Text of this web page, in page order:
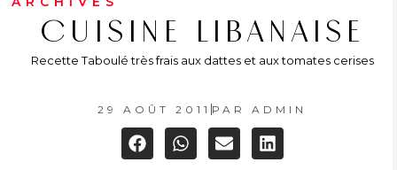
CUISINE LIBANAISE
Recette Taboulé très frais aux dattes et aux tomates cerises
29 AOÛT 2011 PAR ADMIN